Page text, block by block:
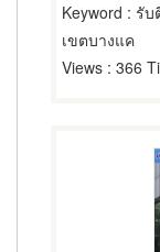
Keyword : รับ
เขตบางแค
Views : 366